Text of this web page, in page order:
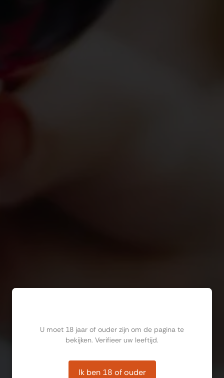
U moet 18 jaar of ouder zijn om de pagina te
bekijken. Verifieer uw leeftijd.
Ik ben 18 of ouder